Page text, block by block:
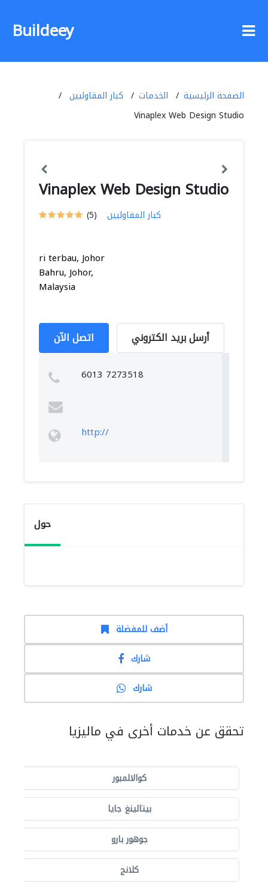
Buildeey
الصفحة الرئيسية الخدمات
كبار المقاوليين
Vinaplex Web Design Studio
Vinaplex Web Design Studio
(5) كبار المقاوليين
ri terbau, Johor
Bahru, Johor,
Malaysia
اتصل الآن أرسل بريد الكتروني
6013 7273518
http://
حول
أضف للمفضلة
شارك
شارك
تحقق عن خدمات أخرى في ماليزيا
كوالالمبور
بيتالينغ جايا
جوهور بارو
كلانج